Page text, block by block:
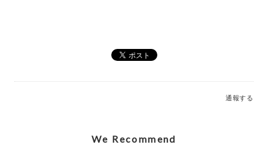
2026/07/12
通報する
We Recommend